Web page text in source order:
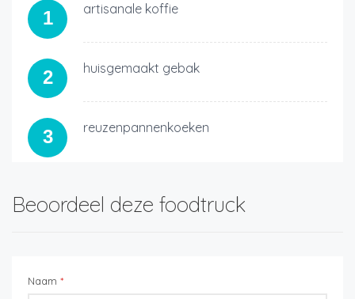
1 artisanale koffie
2 huisgemaakt gebak
3 reuzenpannenkoeken
Beoordeel deze foodtruck
Naam *